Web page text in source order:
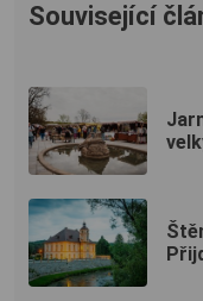
Související